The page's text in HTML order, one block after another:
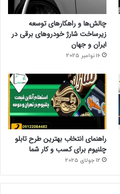
چالش‌ها و راهکارهای توسعه
زیرساخت شارژ خودروهای برقی در
ایران و جهان
16 نوامبر 2025
راهنمای انتخاب بهترین طرح تابلو
چلنیوم برای کسب و کار شما
12 جولای 2025